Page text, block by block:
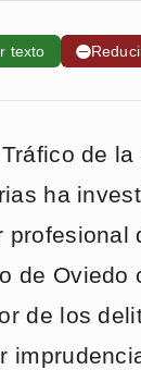
texto ➖
de la
ha
profesional
de Oviedo
de los